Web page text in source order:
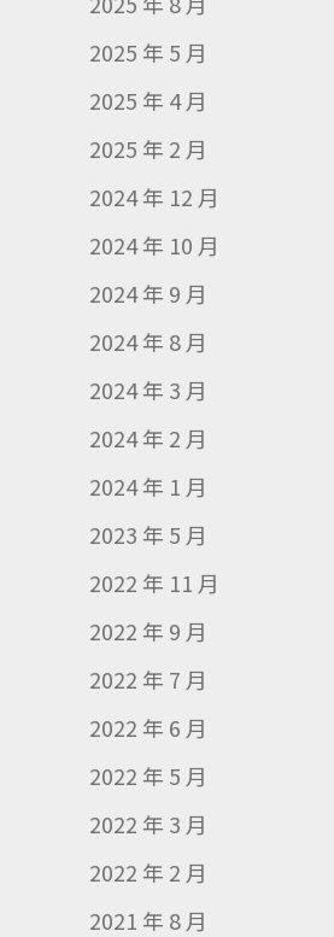
2025 年 5 月
2025 年 4 月
2025 年 2 月
2024 年 12 月
2024 年 10 月
2024 年 9 月
2024 年 8 月
2024 年 3 月
2024 年 2 月
2024 年 1 月
2023 年 5 月
2022 年 11 月
2022 年 9 月
2022 年 7 月
2022 年 6 月
2022 年 5 月
2022 年 3 月
2022 年 2 月
2021 年 8 月